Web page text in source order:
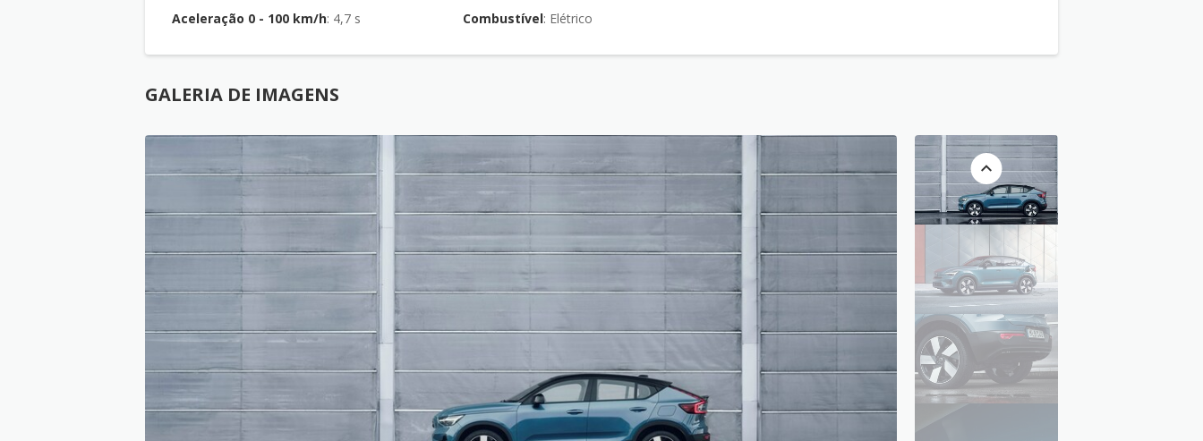
Aceleração 0 - 100 km/h : 4,7 s
Combustível : Elétrico
GALERIA DE IMAGENS